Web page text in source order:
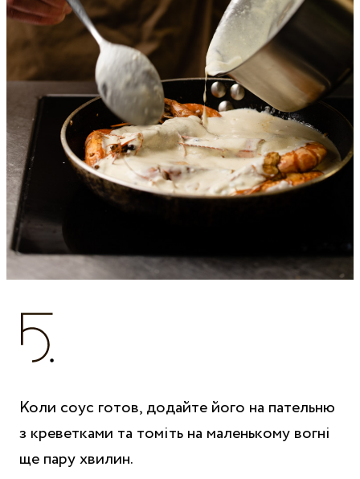
Коли соус готов, додайте його на пательню
з креветками та томіть на маленькому вогні
ще пару хвилин.